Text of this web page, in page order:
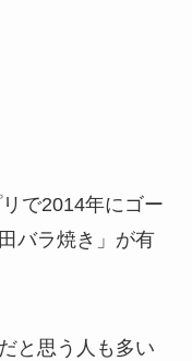
で2014年にゴー
バラ焼き」が有
と思う人も多い